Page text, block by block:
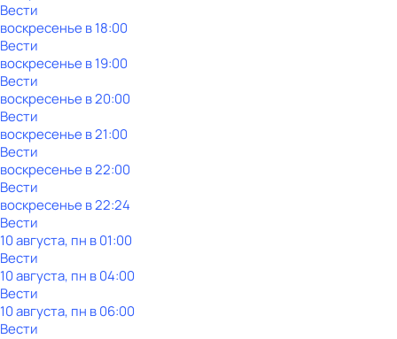
Вести
воскресенье в18:00
Вести
воскресенье в19:00
Вести
воскресенье в20:00
Вести
воскресенье в21:00
Вести
воскресенье в22:00
Вести
воскресенье в22:24
Вести
10 августа, пн в 01:00
Вести
10 августа, пн в 04:00
Вести
10 августа, пн в 06:00
Вести